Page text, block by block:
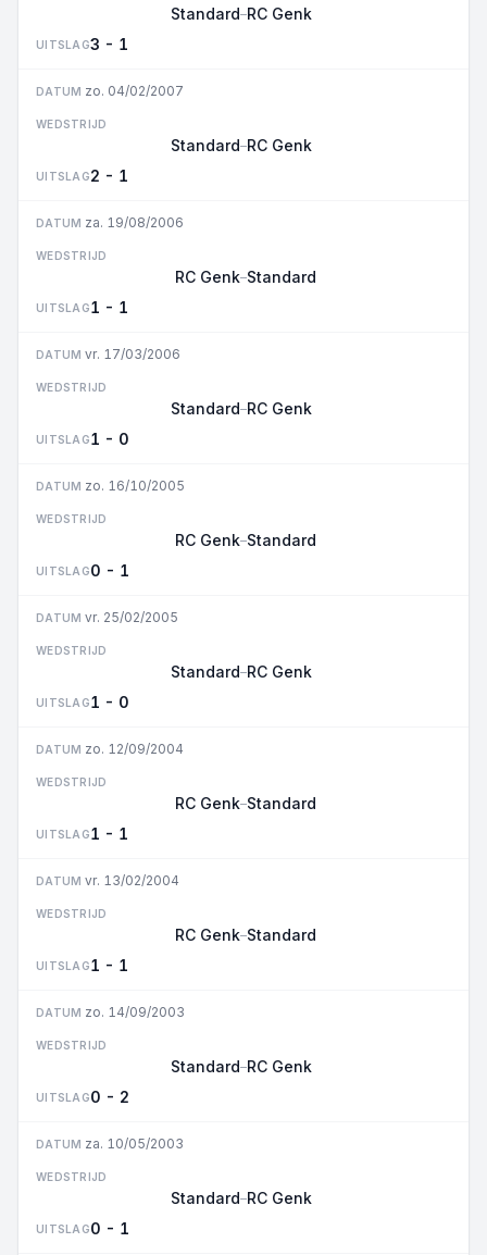
Standard–RC Genk
UITSLAG3 - 1
DATUM zo. 04/02/2007
WEDSTRIJD
Standard–RC Genk
UITSLAG2 - 1
DATUM za. 19/08/2006
WEDSTRIJD
RC Genk–Standard
UITSLAG1 - 1
DATUM vr. 17/03/2006
WEDSTRIJD
Standard–RC Genk
UITSLAG1 - 0
DATUM zo. 16/10/2005
WEDSTRIJD
RC Genk–Standard
UITSLAG0 - 1
DATUM vr. 25/02/2005
WEDSTRIJD
Standard–RC Genk
UITSLAG1 - 0
DATUM zo. 12/09/2004
WEDSTRIJD
RC Genk–Standard
UITSLAG1 - 1
DATUM vr. 13/02/2004
WEDSTRIJD
RC Genk–Standard
UITSLAG1 - 1
DATUM zo. 14/09/2003
WEDSTRIJD
Standard–RC Genk
UITSLAG0 - 2
DATUM za. 10/05/2003
WEDSTRIJD
Standard–RC Genk
UITSLAG0 - 1